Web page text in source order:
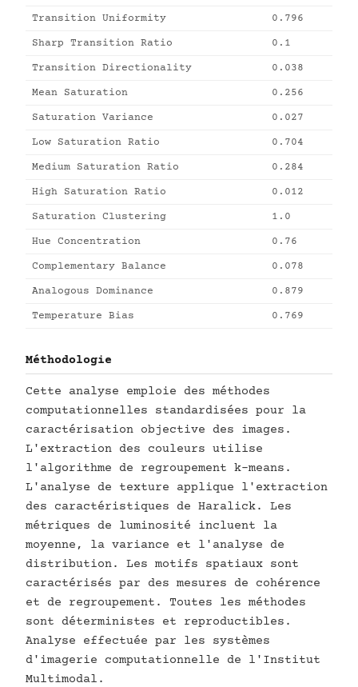
Transition Uniformity 0.796
Sharp Transition Ratio 0.1
Transition Directionality 0.038
Mean Saturation 0.256
Saturation Variance 0.027
Low Saturation Ratio 0.704
Medium Saturation Ratio 0.284
High Saturation Ratio 0.012
Saturation Clustering 1.0
Hue Concentration 0.76
Complementary Balance 0.078
Analogous Dominance 0.879
Temperature Bias 0.769
Méthodologie
Cette analyse emploie des méthodes
computationnelles standardisées pour la
caractérisation objective des images.
L'extraction des couleurs utilise
l'algorithme de regroupement k-means.
L'analyse de texture applique l'extraction
des caractéristiques de Haralick. Les
métriques de luminosité incluent la
moyenne, la variance et l'analyse de
distribution. Les motifs spatiaux sont
caractérisés par des mesures de cohérence
et de regroupement. Toutes les méthodes
sont déterministes et reproductibles.
Analyse effectuée par les systèmes
d'imagerie computationnelle de l'Institut
Multimodal.